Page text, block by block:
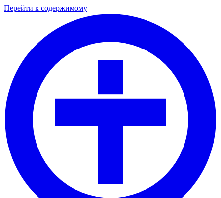
Перейти к содержимому